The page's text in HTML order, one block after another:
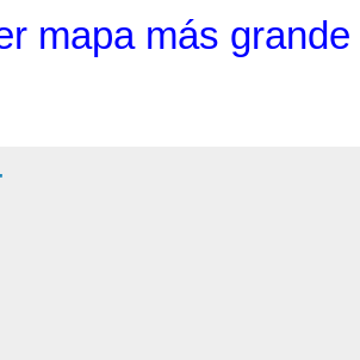
mapa más grande